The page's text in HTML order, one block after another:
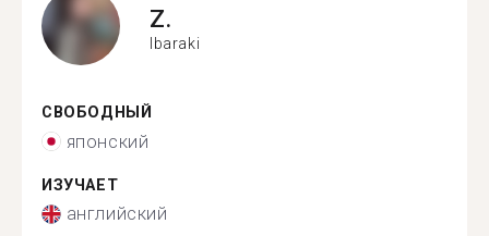
Z.
Ibaraki
СВОБОДНЫЙ
японский
ИЗУЧАЕТ
английский